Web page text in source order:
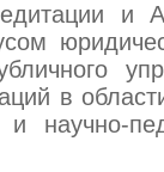
и
в
научно-